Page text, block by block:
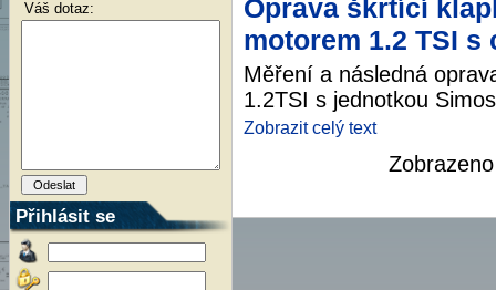
Váš dotaz:
Přihlásit se
Oprava škrtící
motorem 1.2 TSI s
Měření a následná
1.2TSI s jednotkou
Zobrazit celý text